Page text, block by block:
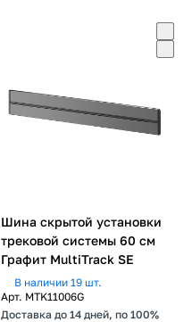
Шина скрытой установки
трековой системы 60 см
Графит MultiTrack SE
В наличии 19 шт.
Арт. MTK11006G
Доставка до 14 дней, по 100%